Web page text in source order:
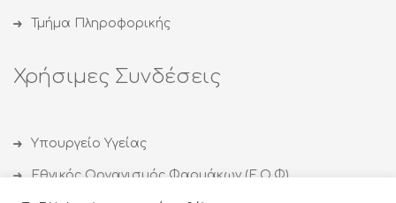
Τμήμα Πληροφορικής
Χρήσιμες Συνδέσεις
Υπουργείο Υγείας
Εθνικός Οργανισμός Φαρμάκων (Ε.Ο.Φ)